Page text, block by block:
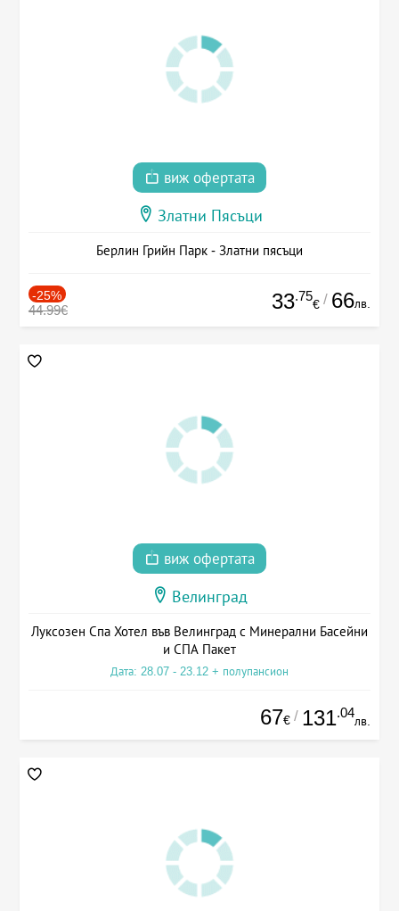
виж офертата
Златни Пясъци
Берлин Грийн Парк - Златни пясъци
-25%
44.99€ 33.75
€ / 66лв.
виж офертата
Велинград
Луксозен Спа Хотел във Велинград с Минерални Басейни
и СПА Пакет
Дата: 28.07 - 23.12 + полупансион
67€ / 131.04
лв.